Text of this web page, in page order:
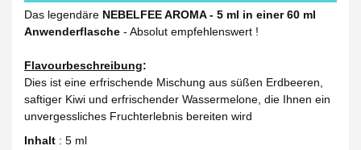
Das legendäre NEBELFEE AROMA - 5 ml in einer 60 ml
Anwenderflasche - Absolut empfehlenswert !
Flavourbeschreibung:
Dies ist eine erfrischende Mischung aus süßen Erdbeeren,
saftiger Kiwi und erfrischender Wassermelone, die Ihnen ein
unvergessliches Fruchterlebnis bereiten wird
Inhalt : 5 ml